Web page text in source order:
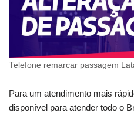
Telefone remarcar passagem
Para um atendimento mais
disponível para atender todo o